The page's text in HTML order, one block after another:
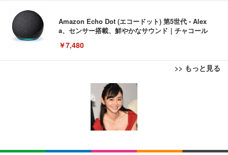
Amazon Echo Dot (エコードット) 第5世代 - Alex
a、センサー搭載、鮮やかなサウンド｜チャコール
￥7,480
>> もっと見る
[EdoErgo] オフィスチェア 椅子 テレワーク 疲れな
い 跳ね上げ式アームレスト コンパクト 約105度ロッ
キング pc 事務椅子 360度回転 座面昇降 強化ナイロ
ン樹脂ベース 通気性メッシュ 在宅ワーク H-WY01
(黒網+黒枠+黒足)
SIHOO B100 オフィスチェア／デスクチェア メッシ
EIZO ビジネス向けプレミアムモニター | FlexScan
EV3240X-WT | 31.5型4K UHD・USB Type-C・ホワ
EIZO ビジネス向けプレミアムモニター | FlexScan
Amazonベーシック ペットシーツ 薄型 レギュラー 1
回使い捨て 無香料 ホワイト 300枚
Amazonベーシック ペットシーツ 厚型 ワイド 42枚